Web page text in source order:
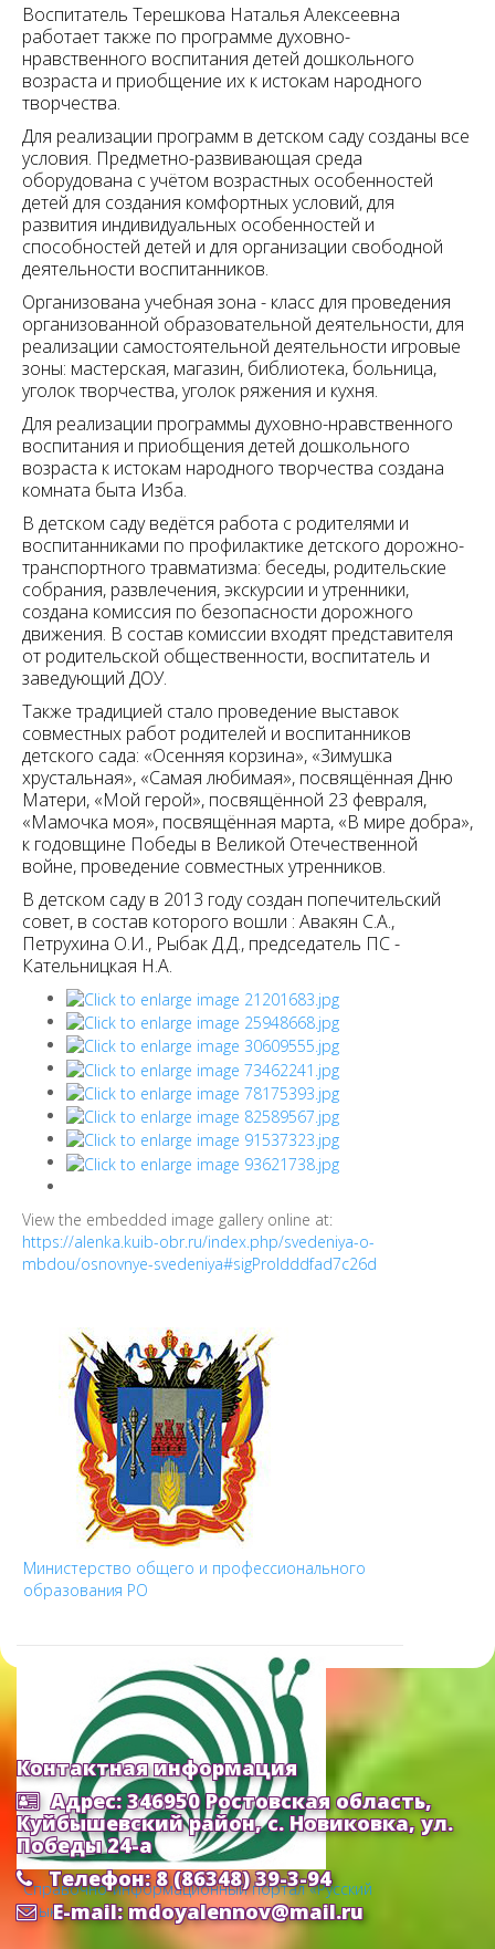
Воспитатель Терешкова Наталья Алексеевна
работает также по программе духовно-
нравственного воспитания детей дошкольного
возраста и приобщение их к истокам народного
творчества.
Для реализации программ в детском саду созданы все
условия. Предметно-развивающая среда
оборудована с учётом возрастных особенностей
детей для создания комфортных условий, для
развития индивидуальных особенностей и
способностей детей и для организации свободной
деятельности воспитанников.
Организована учебная зона - класс для проведения
организованной образовательной деятельности, для
реализации самостоятельной деятельности игровые
зоны: мастерская, магазин, библиотека, больница,
уголок творчества, уголок ряжения и кухня.
Для реализации программы духовно-нравственного
воспитания и приобщения детей дошкольного
возраста к истокам народного творчества создана
комната быта Изба.
В детском саду ведётся работа с родителями и
воспитанниками по профилактике детского дорожно-
транспортного травматизма: беседы, родительские
собрания, развлечения, экскурсии и утренники,
создана комиссия по безопасности дорожного
движения. В состав комиссии входят представителя
от родительской общественности, воспитатель и
заведующий ДОУ.
Также традицией стало проведение выставок
совместных работ родителей и воспитанников
детского сада: «Осенняя корзина», «Зимушка
хрустальная», «Самая любимая», посвящённая Дню
Матери, «Мой герой», посвящённой 23 февраля,
«Мамочка моя», посвящённая марта, «В мире добра»,
к годовщине Победы в Великой Отечественной
войне, проведение совместных утренников.
В детском саду в 2013 году создан попечительский
совет, в состав которого вошли : Авакян С.А.,
Петрухина О.И., Рыбак Д.Д., председатель ПС -
Кательницкая Н.А.
View the embedded image gallery online at:
https://alenka.kuib-obr.ru/index.php/svedeniya-o-
mbdou/osnovnye-svedeniya#sigProIdddfad7c26d
Министерство общего и профессионального
образования РО
Cправочно-информационный портал «Русский
язык»
Контактная информация
Адрес: 346950 Ростовская область,
Куйбышевский район, с. Новиковка, ул.
Победы 24-а
Телефон: 8 (86348) 39-3-94
E-mail: mdoyalennov@mail.ru